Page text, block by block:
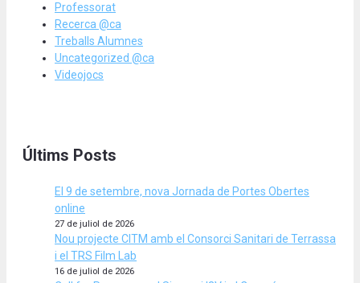
Professorat
Recerca @ca
Treballs Alumnes
Uncategorized @ca
Videojocs
Últims Posts
El 9 de setembre, nova Jornada de Portes Obertes
online
27 de juliol de 2026
Nou projecte CITM amb el Consorci Sanitari de Terrassa
i el TRS Film Lab
16 de juliol de 2026